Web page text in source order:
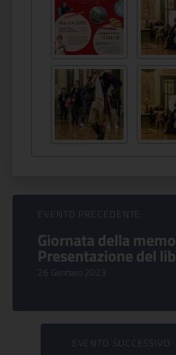
Sfoglia Eventi
EVENTO PRECEDENTE:
Giornata della
Presentazione del
26 Gennaio 2023
EVENTO SUCCESSIVO: